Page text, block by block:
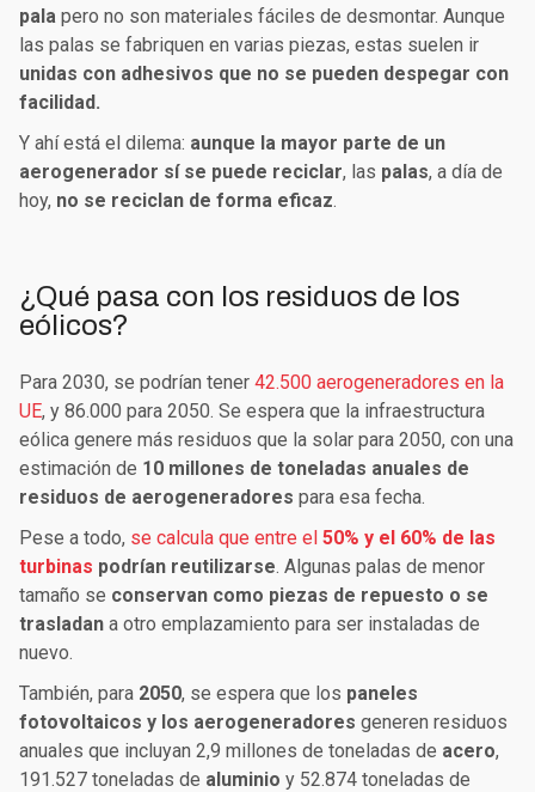
pala pero no son materiales fáciles de desmontar. Aunque
las palas se fabriquen en varias piezas, estas suelen ir
unidas con adhesivos que no se pueden despegar con
facilidad.
Y ahí está el dilema: aunque la mayor parte de un
aerogenerador sí se puede reciclar, las palas, a día de
hoy, no se reciclan de forma eficaz.
¿Qué pasa con los residuos de los
eólicos?
Para 2030, se podrían tener 42.500 aerogeneradores en la
UE, y 86.000 para 2050. Se espera que la infraestructura
eólica genere más residuos que la solar para 2050, con una
estimación de 10 millones de toneladas anuales de
residuos de aerogeneradores para esa fecha.
Pese a todo, se calcula que entre el 50% y el 60% de las
turbinas podrían reutilizarse. Algunas palas de menor
tamaño se conservan como piezas de repuesto o se
trasladan a otro emplazamiento para ser instaladas de
nuevo.
También, para 2050, se espera que los paneles
fotovoltaicos y los aerogeneradores generen residuos
anuales que incluyan 2,9 millones de toneladas de acero,
191.527 toneladas de aluminio y 52.874 toneladas de